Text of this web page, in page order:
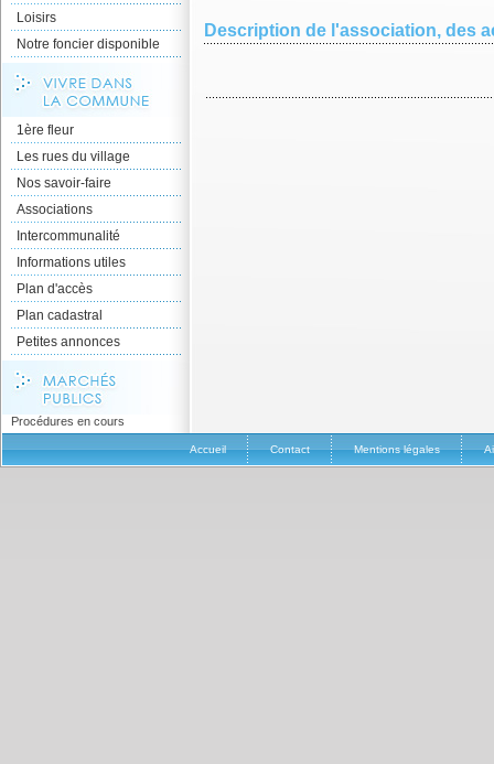
Loisirs
Notre foncier disponible
1ère fleur
Les rues du village
Nos savoir-faire
Associations
Intercommunalité
Informations utiles
Plan d'accès
Plan cadastral
Petites annonces
Procédures en cours
Description de l'association, des
Accueil Contact Mentions légales